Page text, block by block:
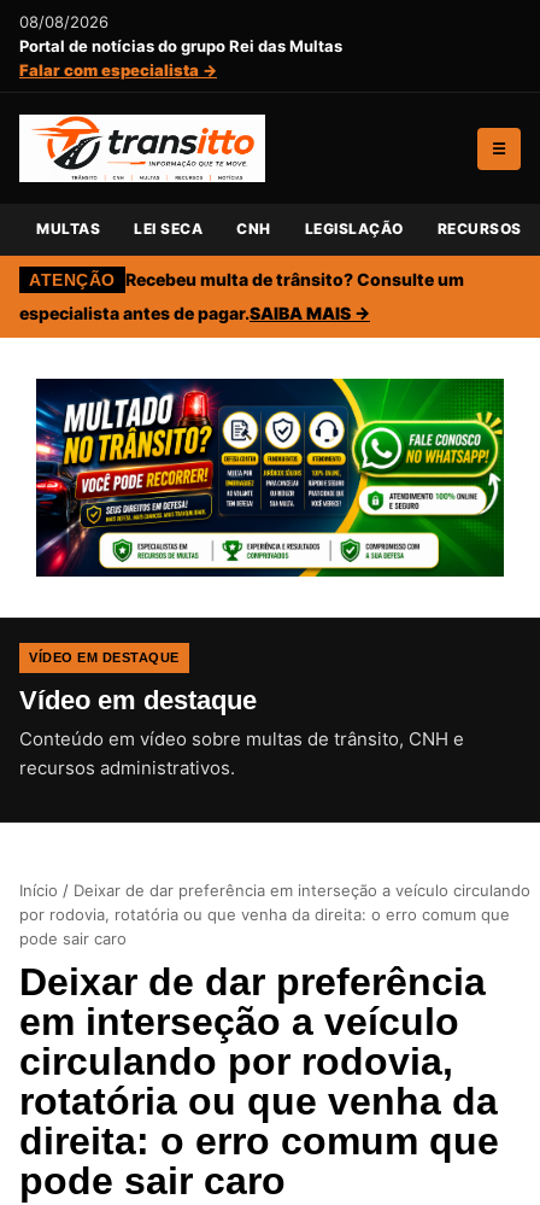
08/08/2026
Portal de notícias do grupo Rei das Multas
Falar com especialista →
☰
MULTAS LEI SECA CNH LEGISLAÇÃO RECURSOS
ATENÇÃO Recebeu multa de trânsito? Consulte um
especialista antes de pagar.SAIBA MAIS →
VÍDEO EM DESTAQUE
Vídeo em destaque
Conteúdo em vídeo sobre multas de trânsito, CNH e
recursos administrativos.CLIQUE PARA ATIVAR O SOM
Início / Deixar de dar preferência em interseção a veículo circulando
por rodovia, rotatória ou que venha da direita: o erro comum que
pode sair caro
Deixar de dar preferência
em interseção a veículo
circulando por rodovia,
rotatória ou que venha da
direita: o erro comum que
pode sair caro